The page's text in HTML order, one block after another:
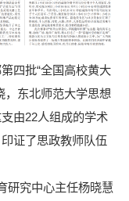
四批“全国高校黄大
，东北师范大学思想
由22人组成的学术
证了思政教师队伍
究中心主任杨晓慧